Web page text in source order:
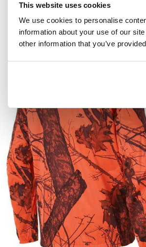
This website uses cookies
We use cookies to personalise
information about your use of our
other information that you’ve